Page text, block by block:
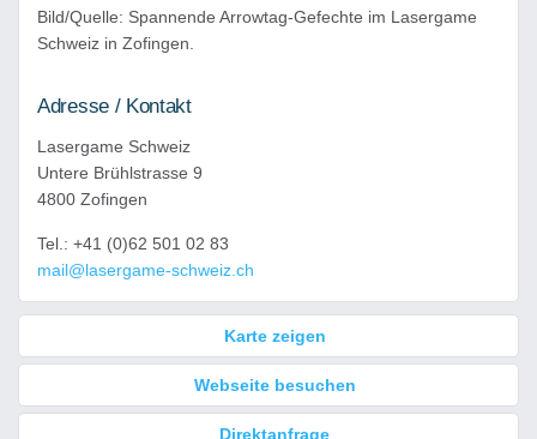
Bild/Quelle: Spannende Arrowtag-Gefechte im Lasergame
Schweiz in Zofingen.
Adresse / Kontakt
Lasergame Schweiz
Untere Brühlstrasse 9
4800 Zofingen
Tel.: +41 (0)62 501 02 83
mail@lasergame-schweiz.ch
Karte zeigen
Webseite besuchen
Direktanfrage